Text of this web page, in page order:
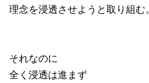
理念を浸透させようと取り組む。
それなのに
全く浸透は進まず